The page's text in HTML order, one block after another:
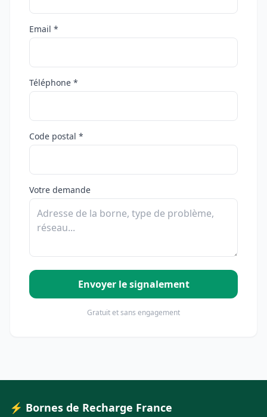
Email *
Téléphone *
Code postal *
Votre demande
Envoyer le signalement
Gratuit et sans engagement
⚡ Bornes de Recharge France